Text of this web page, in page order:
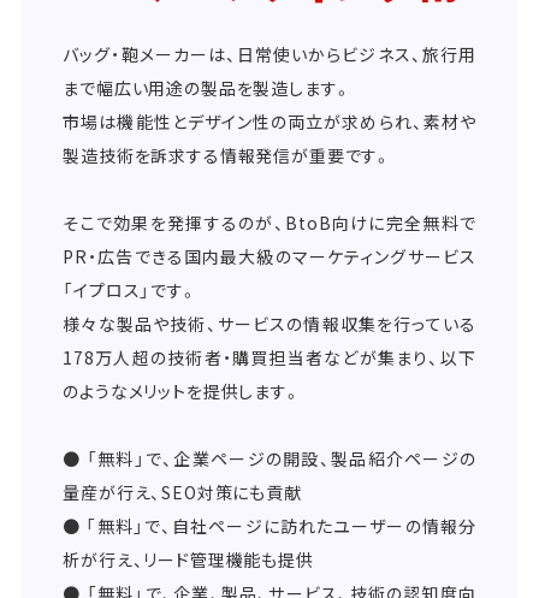
バッグ・鞄メーカーは、日常使いからビジネス、旅行用
まで幅広い用途の製品を製造します。
市場は機能性とデザイン性の両立が求められ、素材や
製造技術を訴求する情報発信が重要です。
そこで効果を発揮するのが、BtoB向けに完全無料で
PR・広告できる国内最大級のマーケティングサービス
「イプロス」です。
様々な製品や技術、サービスの情報収集を行っている
178万人超の技術者・購買担当者などが集まり、以下
のようなメリットを提供します。
● 「無料」で、企業ページの開設、製品紹介ページの
量産が行え、SEO対策にも貢献
● 「無料」で、自社ページに訪れたユーザーの情報分
析が行え、リード管理機能も提供